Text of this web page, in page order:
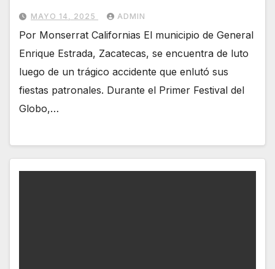
MAYO 14, 2025 ADMIN
Por Monserrat Californias El municipio de General
Enrique Estrada, Zacatecas, se encuentra de luto
luego de un trágico accidente que enlutó sus
fiestas patronales. Durante el Primer Festival del
Globo,…